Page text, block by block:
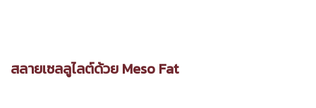
สลายเซลลูไลต์ด้วย Meso Fat